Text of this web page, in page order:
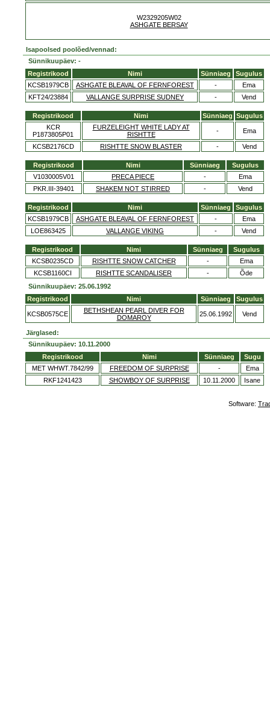
W2329205W02
ASHGATE BERSAY
Isapoolsed poolõed/vennad:
Sünnikuupäev: -
Registrikood
Nimi Sünniaeg
Sugulus
KCSB1979CB
ASHGATE BLEAVAL OF FERNFOREST -
Ema
KFT24/23884
VALLANGE SURPRISE SUDNEY - Vend
Registrikood Nimi Sünniaeg Sugulus
KCR
P1873805P01
FURZELEIGHT WHITE LADY AT
RISHTTE
- Ema
KCSB2176CD RISHTTE SNOW BLASTER - Vend
Registrikood Nimi Sünniaeg
Sugulus
V1030005V01
PRECA PIECE -
Ema
PKR.III-39401
SHAKEM NOT STIRRED - Vend
Registrikood Nimi Sünniaeg
Sugulus
KCSB1979CB
ASHGATE BLEAVAL OF FERNFOREST -
Ema
LOE863425
VALLANGE VIKING - Vend
Registrikood Nimi Sünniaeg
Sugulus
KCSB0235CD
RISHTTE SNOW CATCHER -
Ema
KCSB1160CI
RISHTTE SCANDALISER -
Õde
Sünnikuupäev: 25.06.1992
Registrikood
Nimi Sünniaeg Sugulus
KCSB0575CE
BETHSHEAN PEARL DIVER FOR
DOMAROY
25.06.1992 Vend
Järglased:
Sünnikuupäev: 10.11.2000
Registrikood
Nimi Sünniaeg
Sugu
MET WHWT.7842/99
FREEDOM OF SURPRISE -
Ema
RKF1241423
SHOWBOY OF SURPRISE 10.11.2000 Isane
Software: